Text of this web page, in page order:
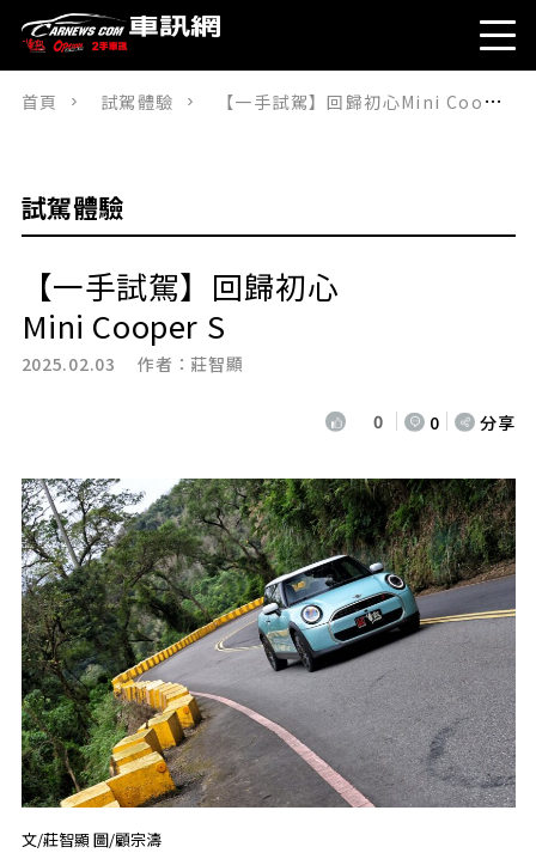
首頁 試駕體驗 【一手試駕】回歸初心Mini Cooper S
試駕體驗
【一手試駕】回歸初心
Mini Cooper S
2025.02.03 作者：莊智顯
0 0 分享
文/莊智顯 圖/顧宗濤